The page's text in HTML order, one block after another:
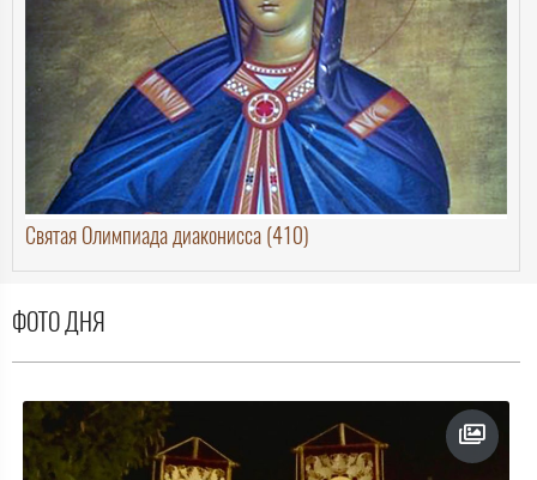
Святая Олимпиада диаконисса (410)
ФОТО ДНЯ